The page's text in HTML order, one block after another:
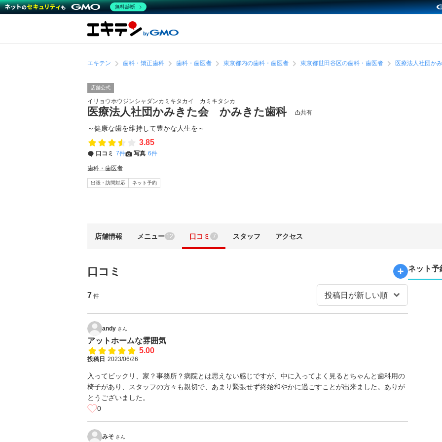
エキテン 歯科・矯正歯科 歯科・歯医者 東京都内の歯科・歯医者 東京都世田谷区の歯科・歯医者 医療法人社団か
店舗公式
イリョウホウジンシャダンカミキタカイ カミキタシカ
医療法人社団かみきた会 かみきた歯科 共有
～健康な歯を維持して豊かな人生を～
3.85
口コミ 7件 写真 6件
歯科・歯医者
出張・訪問対応 ネット予約
店舗情報 メニュー 12 口コミ 7 スタッフ アクセス
口コミ
7 件
andy さん
アットホームな雰囲気
5.00
投稿日 2023/06/26
入ってビックリ、家？事務所？病院とは思えない感じですが、中に入ってよく見るとちゃんと歯科用の
椅子があり、スタッフの方々も親切で、あまり緊張せず終始和やかに過ごすことが出来ました。ありが
とうございました。
0
みそ さん
ネット予
無料診断